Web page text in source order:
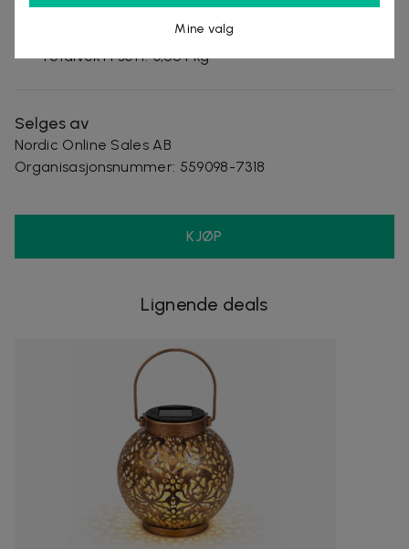
Mål i emballasje: 23 x 17 x 9,5 cm
Vekt per lampe: 0,065 kg
Totalvekt i sett: 0,664 kg
Selges av
Nordic Online Sales AB
Organisasjonsnummer: 559098-7318
KJØP
Lignende deals
Mine valg